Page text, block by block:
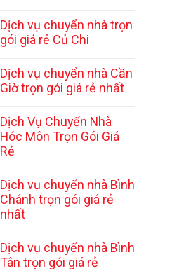
Dịch vụ chuyển nhà trọn
gói giá rẻ Củ Chi
Dịch vụ chuyển nhà Cần
Giờ trọn gói giá rẻ nhất
Dịch Vụ Chuyển Nhà
Hóc Môn Trọn Gói Giá
Rẻ
Dịch vụ chuyển nhà Bình
Chánh trọn gói giá rẻ
nhất
Dịch vụ chuyển nhà Bình
Tân trọn gói giá rẻ